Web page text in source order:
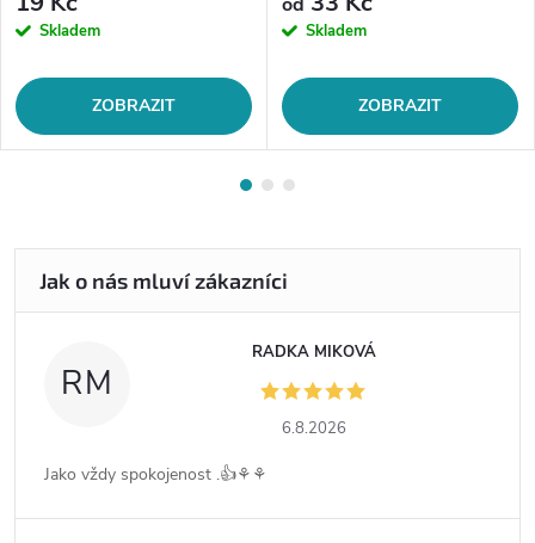
Skladem
ZOBRAZIT
Skladem
ZOBRAZIT
RM
RADKA MIKOVÁ
6.8.2026
Jako vždy spokojenost .👍⚘️⚘️